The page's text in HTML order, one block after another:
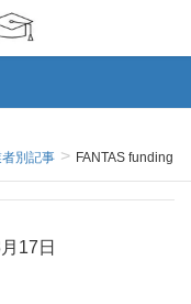
別記事 FANTAS funding
17日